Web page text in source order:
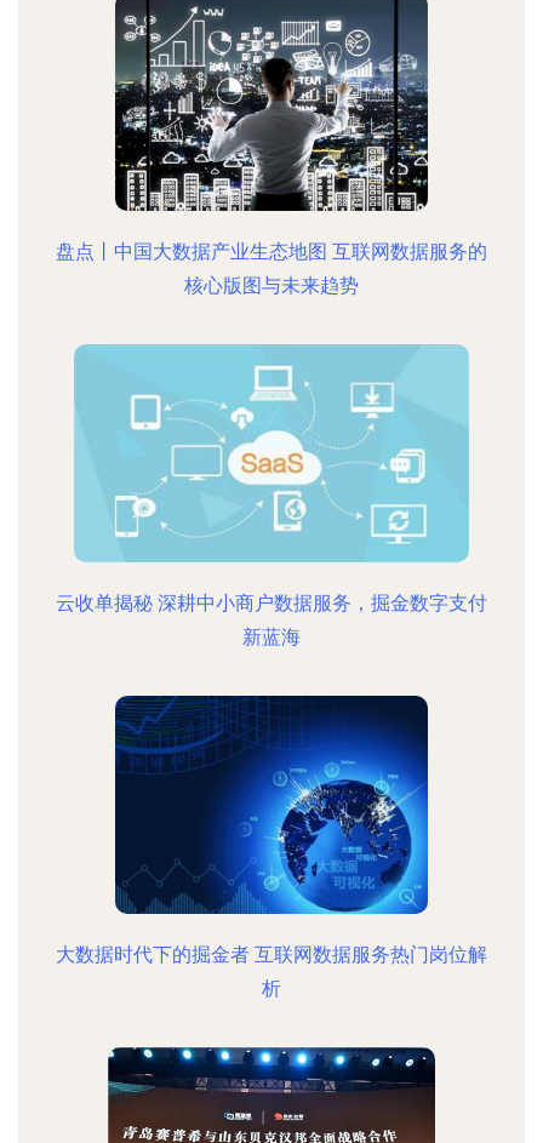
盘点丨中国大数据产业生态地图 互联网数据服务的
核心版图与未来趋势
云收单揭秘 深耕中小商户数据服务，掘金数字支付
新蓝海
大数据时代下的掘金者 互联网数据服务热门岗位解
析